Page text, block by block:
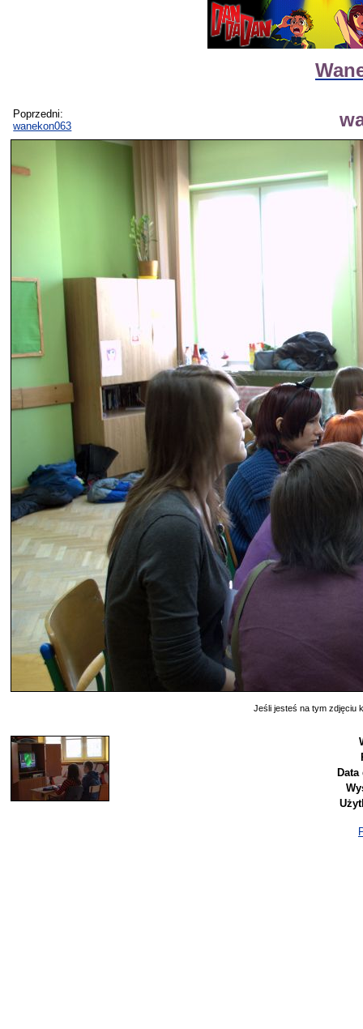
Poprzedni:
wanekon063
Jeśli jesteś na tym zdjęciu